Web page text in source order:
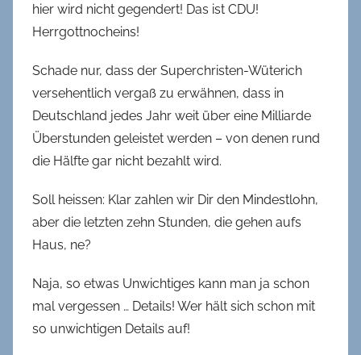
hier wird nicht gegendert! Das ist CDU!
Herrgottnocheins!
Schade nur, dass der Superchristen-Wüterich
versehentlich vergaß zu erwähnen, dass in
Deutschland jedes Jahr weit über eine Milliarde
Überstunden geleistet werden – von denen rund
die Hälfte gar nicht bezahlt wird.
Soll heissen: Klar zahlen wir Dir den Mindestlohn,
aber die letzten zehn Stunden, die gehen aufs
Haus, ne?
Naja, so etwas Unwichtiges kann man ja schon
mal vergessen … Details! Wer hält sich schon mit
so unwichtigen Details auf!